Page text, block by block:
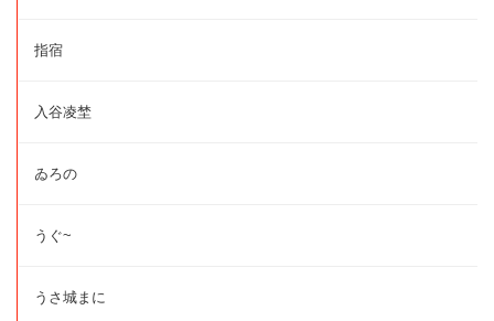
指宿
入谷凌埜
ゐろの
うぐ~
うさ城まに